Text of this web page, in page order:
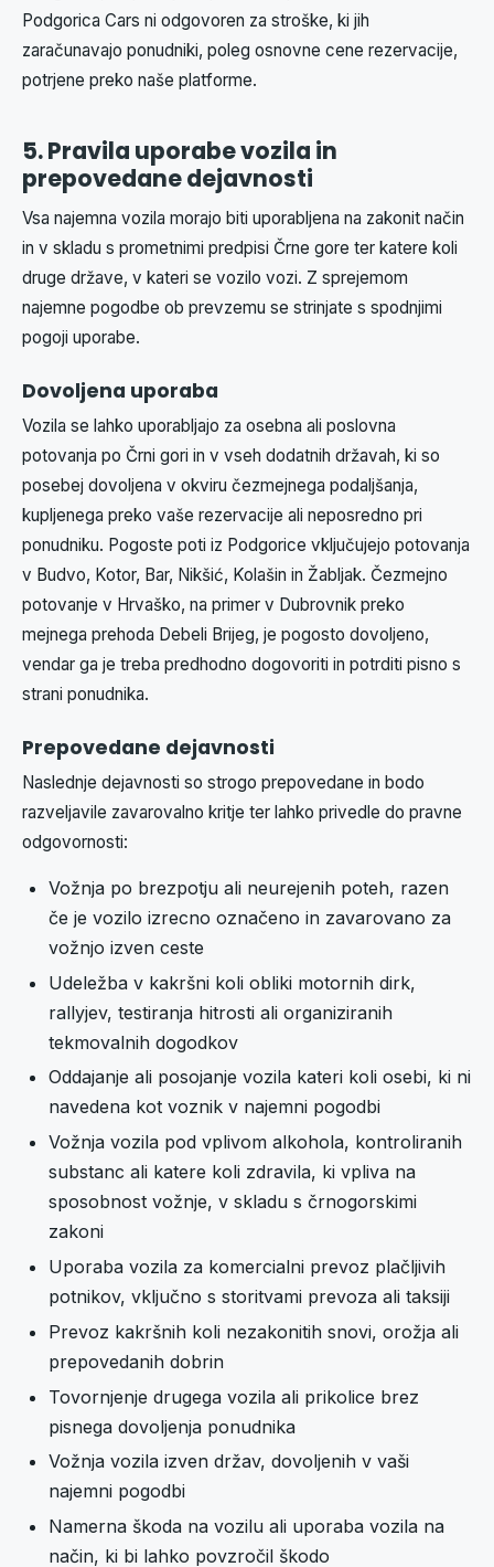
Podgorica Cars ni odgovoren za stroške, ki jih
zaračunavajo ponudniki, poleg osnovne cene rezervacije,
potrjene preko naše platforme.
5. Pravila uporabe vozila in
prepovedane dejavnosti
Vsa najemna vozila morajo biti uporabljena na zakonit način
in v skladu s prometnimi predpisi Črne gore ter katere koli
druge države, v kateri se vozilo vozi. Z sprejemom
najemne pogodbe ob prevzemu se strinjate s spodnjimi
pogoji uporabe.
Dovoljena uporaba
Vozila se lahko uporabljajo za osebna ali poslovna
potovanja po Črni gori in v vseh dodatnih državah, ki so
posebej dovoljena v okviru čezmejnega podaljšanja,
kupljenega preko vaše rezervacije ali neposredno pri
ponudniku. Pogoste poti iz Podgorice vključujejo potovanja
v Budvo, Kotor, Bar, Nikšić, Kolašin in Žabljak. Čezmejno
potovanje v Hrvaško, na primer v Dubrovnik preko
mejnega prehoda Debeli Brijeg, je pogosto dovoljeno,
vendar ga je treba predhodno dogovoriti in potrditi pisno s
strani ponudnika.
Prepovedane dejavnosti
Naslednje dejavnosti so strogo prepovedane in bodo
razveljavile zavarovalno kritje ter lahko privedle do pravne
odgovornosti:
Vožnja po brezpotju ali neurejenih poteh, razen
če je vozilo izrecno označeno in zavarovano za
vožnjo izven ceste
Udeležba v kakršni koli obliki motornih dirk,
rallyjev, testiranja hitrosti ali organiziranih
tekmovalnih dogodkov
Oddajanje ali posojanje vozila kateri koli osebi, ki ni
navedena kot voznik v najemni pogodbi
Vožnja vozila pod vplivom alkohola, kontroliranih
substanc ali katere koli zdravila, ki vpliva na
sposobnost vožnje, v skladu s črnogorskimi
zakoni
Uporaba vozila za komercialni prevoz plačljivih
potnikov, vključno s storitvami prevoza ali taksiji
Prevoz kakršnih koli nezakonitih snovi, orožja ali
prepovedanih dobrin
Tovornjenje drugega vozila ali prikolice brez
pisnega dovoljenja ponudnika
Vožnja vozila izven držav, dovoljenih v vaši
najemni pogodbi
Namerna škoda na vozilu ali uporaba vozila na
način, ki bi lahko povzročil škodo